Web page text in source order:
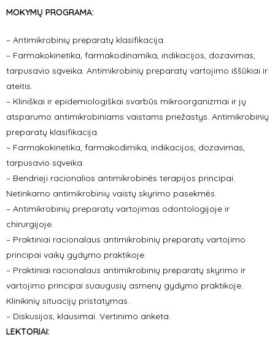
MOKYMŲ PROGRAMA:
– Antimikrobinių preparatų klasifikacija.
– Farmakokinetika, farmakodinamika, indikacijos, dozavimas,
tarpusavio sąveika. Antimikrobinių preparatų vartojimo iššūkiai ir
ateitis.
– Kliniškai ir epidemiologiškai svarbūs mikroorganizmai ir jų
atsparumo antimikrobiniams vaistams priežastys. Antimikrobinių
preparatų klasifikacija.
– Farmakokinetika, farmakodimika, indikacijos, dozavimas,
tarpusavio sąveika.
– Bendrieji racionalios antimikrobinės terapijos principai.
Netinkamo antimikrobinių vaistų skyrimo pasekmės.
– Antimikrobinių preparatų vartojimas odontologijoje ir
chirurgijoje.
– Praktiniai racionalaus antimikrobinių preparatų vartojimo
principai vaikų gydymo praktikoje.
– Praktiniai racionalaus antimikrobinių preparatų skyrimo ir
vartojimo principai suaugusių asmenų gydymo praktikoje.
Klinikinių situacijų pristatymas.
– Diskusijos, klausimai. Vertinimo anketa.
LEKTORIAI: